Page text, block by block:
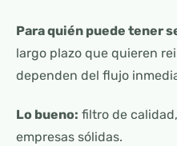
Para quién puede tener
largo plazo que quieren
dependen del flujo
Lo bueno: filtro de
empresas sólidas.